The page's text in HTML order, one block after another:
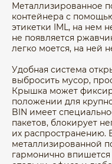
Металлизированное
контейнера с
этикетки IML, на нем
не появляется
легко моется, на ней
Удобная система
выбросить мусор,
Крышка может
положении для
BIN имеет
пакетов, блокирует
их распространению.
металлизированной
гармонично